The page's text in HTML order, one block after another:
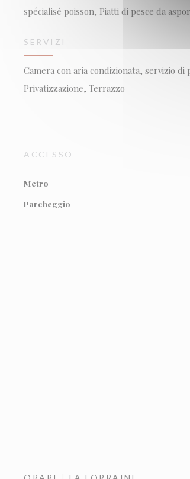
spécialisé poisson, Piatti di pesce da
SERVIZI
Camera con aria condizionata, servizio
Privatizzazione, Terrazzo
ACCESSO
Metro
Parcheggio